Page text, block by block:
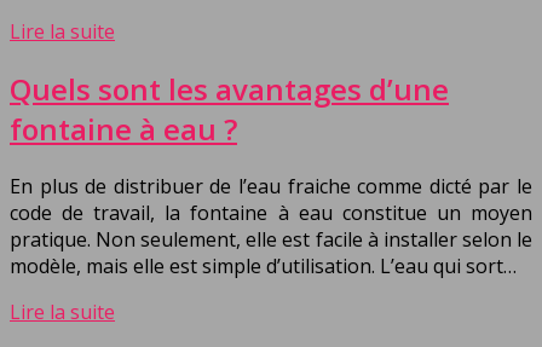
Lire la suite
Quels sont les avantages d’une
fontaine à eau ?
En plus de distribuer de l’eau fraiche comme dicté par le
code de travail, la fontaine à eau constitue un moyen
pratique. Non seulement, elle est facile à installer selon le
modèle, mais elle est simple d’utilisation. L’eau qui sort…
Lire la suite